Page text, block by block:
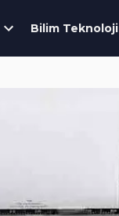
Bilim Teknoloji